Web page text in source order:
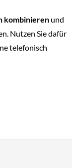
kombinieren und
Nutzen Sie dafür
telefonisch